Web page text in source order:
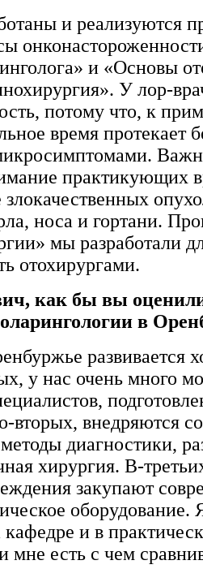
и реализуются
и «Основы
У лор-
потому что, к
время протекает
практикующих
носа и гортани.
мы разработали
отохирургами.
как бы вы
в
развивается
у нас очень много
вторых, внедряются
диагностики,
хирургия. В-
закупают
и в
мне есть с чем